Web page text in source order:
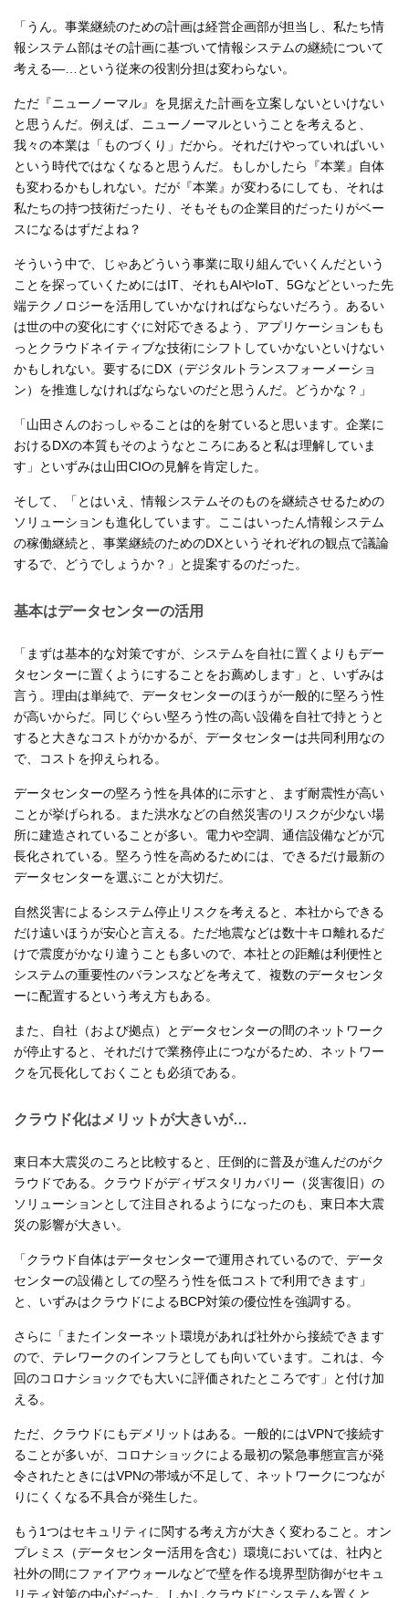
「うん。事業継続のための計画は経営企画部が担当し、私たち情
報システム部はその計画に基づいて情報システムの継続について
考える―…という従来の役割分担は変わらない。
ただ『ニューノーマル』を見据えた計画を立案しないといけない
と思うんだ。例えば、ニューノーマルということを考えると、
我々の本業は「ものづくり」だから。それだけやっていればいい
という時代ではなくなると思うんだ。もしかしたら『本業』自体
も変わるかもしれない。だが『本業』が変わるにしても、それは
私たちの持つ技術だったり、そもそもの企業目的だったりがベー
スになるはずだよね？
そういう中で、じゃあどういう事業に取り組んでいくんだという
ことを探っていくためにはIT、それもAIやIoT、5Gなどといった先
端テクノロジーを活用していかなければならないだろう。あるい
は世の中の変化にすぐに対応できるよう、アプリケーションもも
っとクラウドネイティブな技術にシフトしていかないといけない
かもしれない。要するにDX（デジタルトランスフォーメーショ
ン）を推進しなければならないのだと思うんだ。どうかな？」
「山田さんのおっしゃることは的を射ていると思います。企業に
おけるDXの本質もそのようなところにあると私は理解していま
す」といずみは山田CIOの見解を肯定した。
そして、「とはいえ、情報システムそのものを継続させるための
ソリューションも進化しています。ここはいったん情報システム
の稼働継続と、事業継続のためのDXというそれぞれの観点で議論
するで、どうでしょうか？」と提案するのだった。
基本はデータセンターの活用
「まずは基本的な対策ですが、システムを自社に置くよりもデー
タセンターに置くようにすることをお薦めします」と、いずみは
言う。理由は単純で、データセンターのほうが一般的に堅ろう性
が高いからだ。同じぐらい堅ろう性の高い設備を自社で持とうと
すると大きなコストがかかるが、データセンターは共同利用なの
で、コストを抑えられる。
データセンターの堅ろう性を具体的に示すと、まず耐震性が高い
ことが挙げられる。また洪水などの自然災害のリスクが少ない場
所に建造されていることが多い。電力や空調、通信設備などが冗
長化されている。堅ろう性を高めるためには、できるだけ最新の
データセンターを選ぶことが大切だ。
自然災害によるシステム停止リスクを考えると、本社からできる
だけ遠いほうが安心と言える。ただ地震などは数十キロ離れるだ
けで震度がかなり違うことも多いので、本社との距離は利便性と
システムの重要性のバランスなどを考えて、複数のデータセンタ
ーに配置するという考え方もある。
また、自社（および拠点）とデータセンターの間のネットワーク
が停止すると、それだけで業務停止につながるため、ネットワー
クを冗長化しておくことも必須である。
クラウド化はメリットが大きいが…
東日本大震災のころと比較すると、圧倒的に普及が進んだのがク
ラウドである。クラウドがディザスタリカバリー（災害復旧）の
ソリューションとして注目されるようになったのも、東日本大震
災の影響が大きい。
「クラウド自体はデータセンターで運用されているので、データ
センターの設備としての堅ろう性を低コストで利用できます」
と、いずみはクラウドによるBCP対策の優位性を強調する。
さらに「またインターネット環境があれば社外から接続できます
ので、テレワークのインフラとしても向いています。これは、今
回のコロナショックでも大いに評価されたところです」と付け加
える。
ただ、クラウドにもデメリットはある。一般的にはVPNで接続す
ることが多いが、コロナショックによる最初の緊急事態宣言が発
令されたときにはVPNの帯域が不足して、ネットワークにつなが
りにくくなる不具合が発生した。
もう1つはセキュリティに関する考え方が大きく変わること。オン
プレミス（データセンター活用を含む）環境においては、社内と
社外の間にファイアウォールなどで壁を作る境界型防御がセキュ
リティ対策の中心だった。しかしクラウドにシステムを置くと、